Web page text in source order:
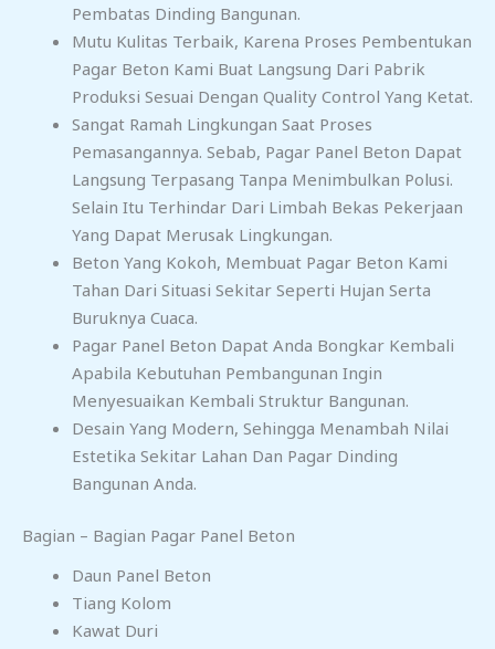
Pembatas Dinding Bangunan.
Mutu Kulitas Terbaik, Karena Proses Pembentukan
Pagar Beton Kami Buat Langsung Dari Pabrik
Produksi Sesuai Dengan Quality Control Yang Ketat.
Sangat Ramah Lingkungan Saat Proses
Pemasangannya. Sebab, Pagar Panel Beton Dapat
Langsung Terpasang Tanpa Menimbulkan Polusi.
Selain Itu Terhindar Dari Limbah Bekas Pekerjaan
Yang Dapat Merusak Lingkungan.
Beton Yang Kokoh, Membuat Pagar Beton Kami
Tahan Dari Situasi Sekitar Seperti Hujan Serta
Buruknya Cuaca.
Pagar Panel Beton Dapat Anda Bongkar Kembali
Apabila Kebutuhan Pembangunan Ingin
Menyesuaikan Kembali Struktur Bangunan.
Desain Yang Modern, Sehingga Menambah Nilai
Estetika Sekitar Lahan Dan Pagar Dinding
Bangunan Anda.
Bagian – Bagian Pagar Panel Beton
Daun Panel Beton
Tiang Kolom
Kawat Duri